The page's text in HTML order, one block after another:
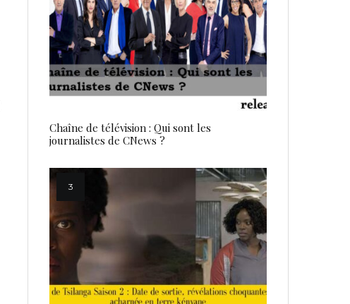
Chaîne de télévision : Qui sont les
journalistes de CNews ?